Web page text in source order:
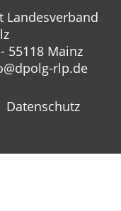
Landesverband
55118 Mainz
rlp.de
Datenschutz